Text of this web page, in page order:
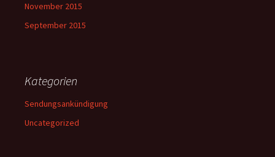
November 2015
September 2015
Kategorien
Sendungsankündigung
Uncategorized